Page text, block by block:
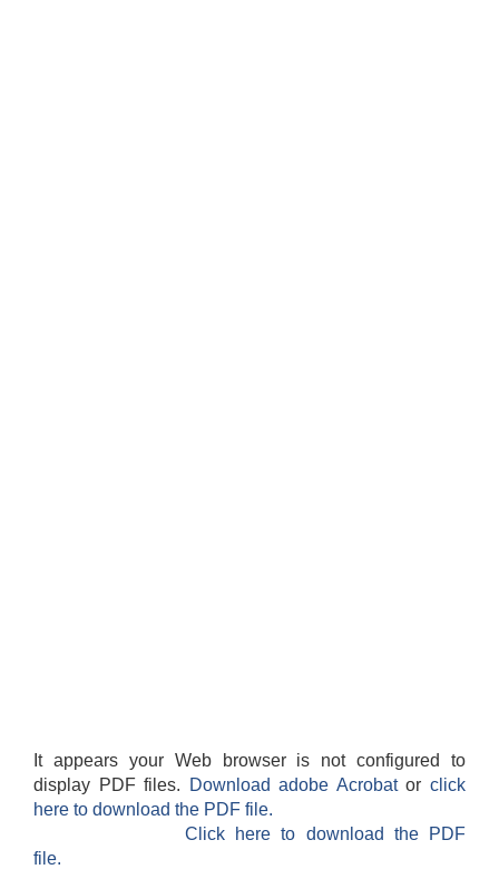
It appears your Web browser is not configured to
display PDF files.
Download adobe Acrobatorclick
here to download the PDF file.
Click here to download the PDF
file.